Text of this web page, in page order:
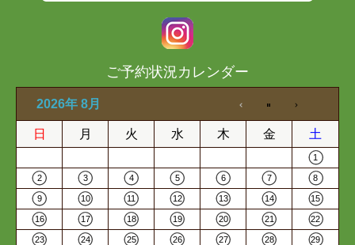
ご予約状況カレンダー
2026年 8月
日 月 火 水 木 金 土
1
2 3 4 5 6 7 8
9 10 11 12 13 14 15
16 17 18 19 20 21 22
23 24 25 26 27 28 29